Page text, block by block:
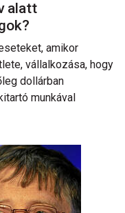
alatt
amikor
vállalkozása, hogy
dollárban
munkával